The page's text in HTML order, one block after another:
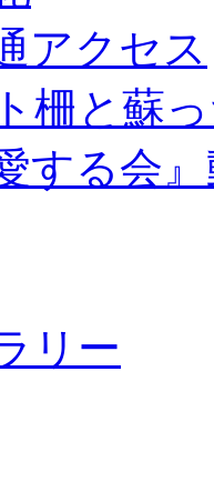
アクセス
柵と蘇
する会
リー